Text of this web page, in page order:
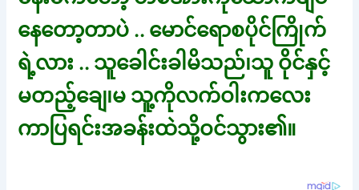
နေတော့တာပဲ .. မောင်ရောစပိုင်ကြိုက်
ရဲ့လား .. သူခေါင်းခါမိသည်၊သူ ဝိုင်နှင့်
မတည့်ချေ၊မ သူ့ကိုလက်ဝါးကလေး
ကာပြရင်းအခန်းထဲသို့ဝင်သွား၏။